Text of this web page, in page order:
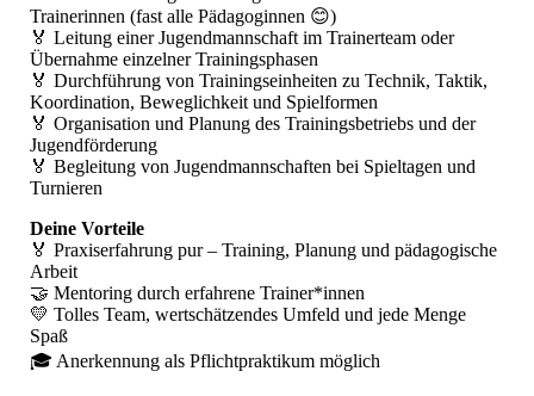
Trainerinnen (fast alle Pädagoginnen 😊)
🏅 Leitung einer Jugendmannschaft im Trainerteam oder
Übernahme einzelner Trainingsphasen
🏅 Durchführung von Trainingseinheiten zu Technik, Taktik,
Koordination, Beweglichkeit und Spielformen
🏅 Organisation und Planung des Trainingsbetriebs und der
Jugendförderung
🏅 Begleitung von Jugendmannschaften bei Spieltagen und
Turnieren
Deine Vorteile
🏅 Praxiserfahrung pur – Training, Planung und pädagogische
Arbeit
🤝 Mentoring durch erfahrene Trainer*innen
💛 Tolles Team, wertschätzendes Umfeld und jede Menge
Spaß
🎓 Anerkennung als Pflichtpraktikum möglich